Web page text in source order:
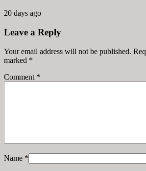
20 days ago
Leave a Reply
Your email address will not be published.
marked *
Comment *
Name *